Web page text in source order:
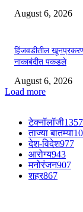
August 6, 2026
हिंजवडीतील
नाकाबंदीत पकडले
August 6, 2026
Load more
टेक्नॉलॉजी1357
ताज्या बातम्या
देश-विदेश977
आरोग्य943
मनोरंजन907
शहर867